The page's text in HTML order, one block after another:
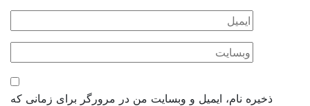
ذخیره نام، ایمیل و وبسایت من در مرورگر برای زمانی که